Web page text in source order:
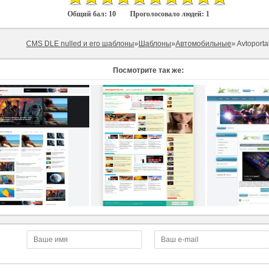
Общий бал: 10 Проголосовало людей: 1
CMS DLE nulled и его шаблоны» Шаблоны»Автомобильные» Avtoportal
Посмотрите так же: